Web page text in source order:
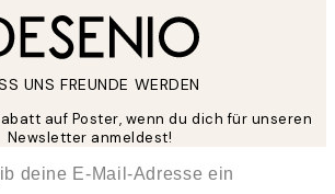
UNS FREUNDE WERDEN
auf Poster, wenn du dich für unseren
Newsletter anmeldest!